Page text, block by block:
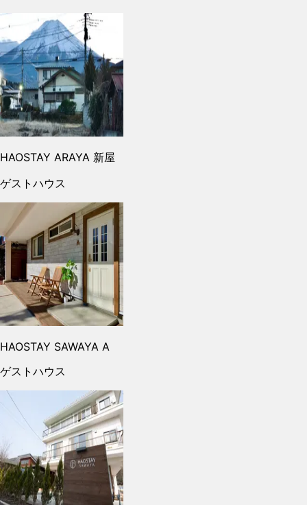
HAOSTAY ARAYA 新屋
ゲストハウス
HAOSTAY SAWAYA A
ゲストハウス